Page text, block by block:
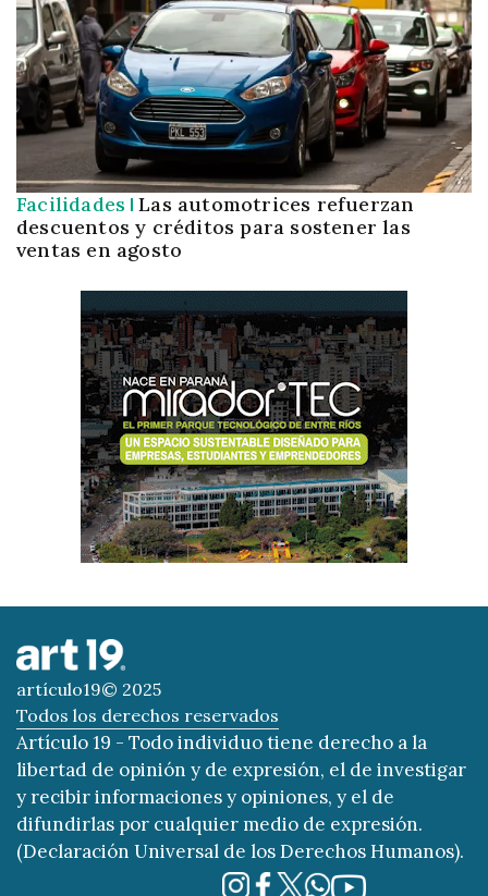
Facilidades Las automotrices refuerzan
descuentos y créditos para sostener las
ventas en agosto
artículo19© 2025
Todos los derechos reservados
Artículo 19 - Todo individuo tiene derecho a la
libertad de opinión y de expresión, el de investigar
y recibir informaciones y opiniones, y el de
difundirlas por cualquier medio de expresión.
(Declaración Universal de los Derechos Humanos).